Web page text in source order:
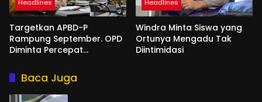
Headlines
Targetkan APBD-P
Rampung September. OPD
Diminta Percepat
Headlines
Windra Minta Siswa yang
Ortunya Mengadu Tak
Diintimidasi
Baca Juga